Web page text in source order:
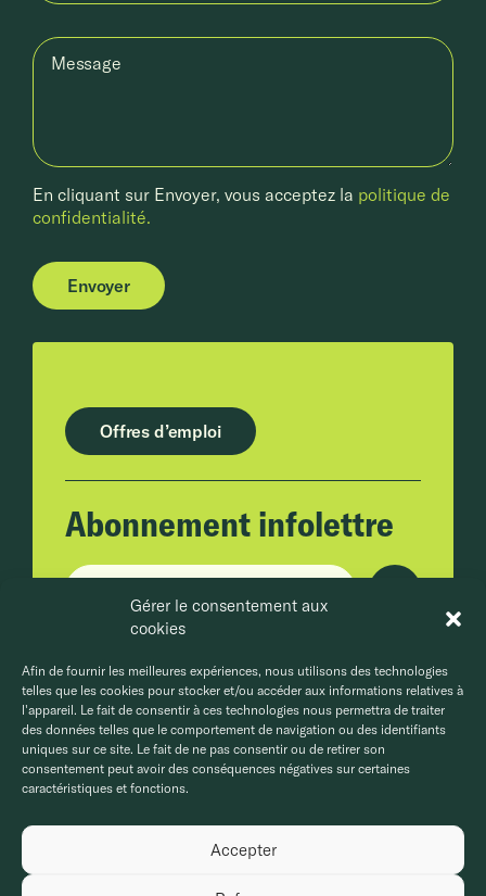
Gérer le consentement aux
cookies
Afin de fournir les meilleures expériences, nous utilisons des technologies
telles que les cookies pour stocker et/ou accéder aux informations relatives à
l'appareil. Le fait de consentir à ces technologies nous permettra de traiter
des données telles que le comportement de navigation ou des identifiants
uniques sur ce site. Le fait de ne pas consentir ou de retirer son
consentement peut avoir des conséquences négatives sur certaines
caractéristiques et fonctions.
Accepter
Message
En cliquant sur Envoyer, vous acceptez la politique de
confidentialité.
Envoyer
Offres d’emploi
Abonnement infolettre
Adresse courriel
politique de confidentialité.
© MCG Groupe Conseils, 2026. Tous droits réservés.